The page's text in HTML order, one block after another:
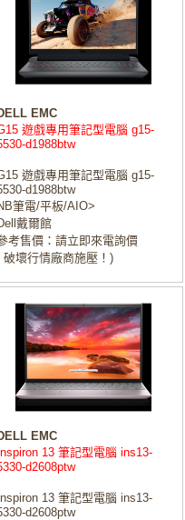
EMC
遊戲專用筆記型電腦 g15-
d1988btw
遊戲專用筆記型電腦 g15-
d1988btw
筆電/平板/AIO>
戴爾館
考售價：請立即來電詢價
破壞行情廠商施壓！)
EMC
Inspiron 13 筆記型電腦 ins13-
d2608ptw
Inspiron 13 筆記型電腦 ins13-
d2608ptw